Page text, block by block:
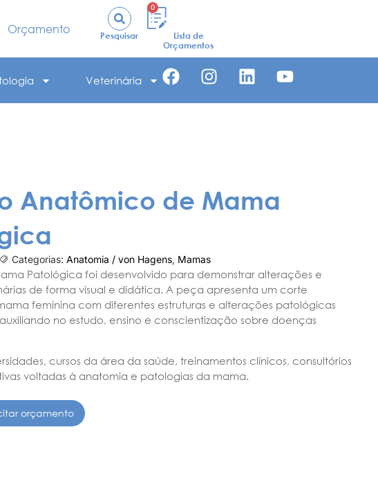
Orçamento Pesquisar
0
Lista de
Orçamentos
Veterinária
Anatômico de Mama
Categorias: Anatomia / von Hagens, Mamas
Patológica foi desenvolvido para demonstrar alterações e
de forma visual e didática. A peça apresenta um corte
feminina com diferentes estruturas e alterações patológicas
no estudo, ensino e conscientização sobre doenças
cursos da área da saúde, treinamentos clínicos, consultórios
voltadas à anatomia e patologias da mama.
orçamento